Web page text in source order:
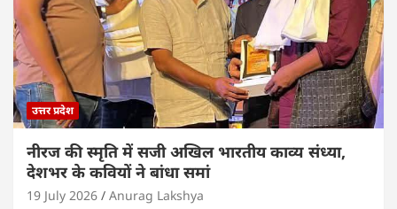
p o
k
उत्तर प्रदेश
नीरज की स्मृति में सजी अखिल भारतीय काव्य संध्या,
देशभर के कवियों ने बांधा समां
19 July 2026 Anurag Lakshya